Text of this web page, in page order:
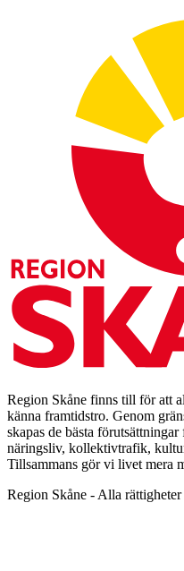
Region Skåne finns till för att
känna framtidstro. Genom
skapas de bästa
näringsliv, kollektivtrafik,
Tillsammans gör vi livet mera
Region Skåne - Alla